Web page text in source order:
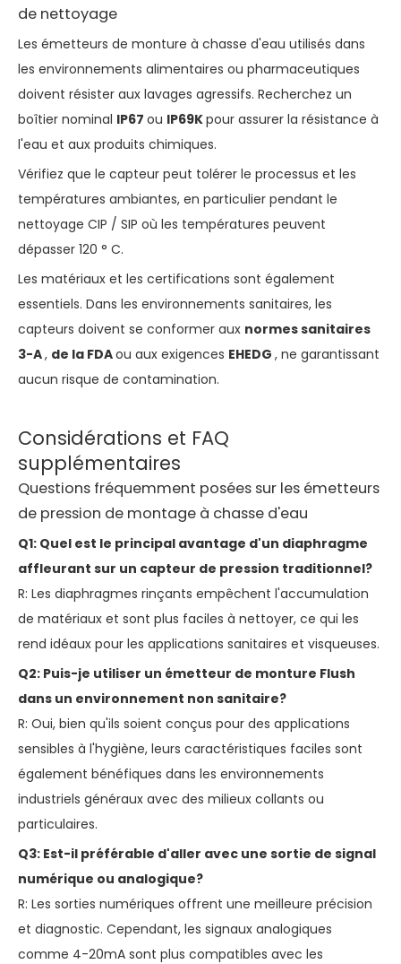
de nettoyage
Les émetteurs de monture à chasse d'eau utilisés dans
les environnements alimentaires ou pharmaceutiques
doivent résister aux lavages agressifs. Recherchez un
boîtier nominal IP67 ou IP69Kpour assurer la résistance à
l'eau et aux produits chimiques.
Vérifiez que le capteur peut tolérer le processus et les
températures ambiantes, en particulier pendant le
nettoyage CIP / SIP où les températures peuvent
dépasser 120 ° C.
Les matériaux et les certifications sont également
essentiels. Dans les environnements sanitaires, les
capteurs doivent se conformer aux normes sanitaires
3-A, de la FDAou aux exigences EHEDG , ne garantissant
aucun risque de contamination.
Considérations et FAQ
supplémentaires
Questions fréquemment posées sur les émetteurs
de pression de montage à chasse d'eau
Q1: Quel est le principal avantage d'un diaphragme
affleurant sur un capteur de pression traditionnel?
R: Les diaphragmes rinçants empêchent l'accumulation
de matériaux et sont plus faciles à nettoyer, ce qui les
rend idéaux pour les applications sanitaires et visqueuses.
Q2: Puis-je utiliser un émetteur de monture Flush
dans un environnement non sanitaire?
R: Oui, bien qu'ils soient conçus pour des applications
sensibles à l'hygiène, leurs caractéristiques faciles sont
également bénéfiques dans les environnements
industriels généraux avec des milieux collants ou
particulaires.
Q3: Est-il préférable d'aller avec une sortie de signal
numérique ou analogique?
R: Les sorties numériques offrent une meilleure précision
et diagnostic. Cependant, les signaux analogiques
comme 4-20mA sont plus compatibles avec les